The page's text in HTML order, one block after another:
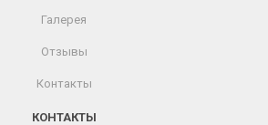
Галерея
Отзывы
Контакты
КОНТАКТЫ